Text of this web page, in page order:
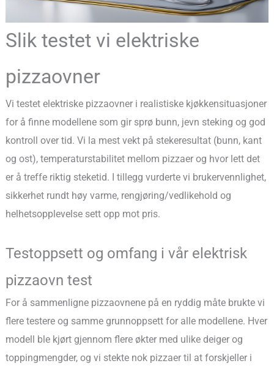
Slik testet vi elektriske
pizzaovner
Vi testet elektriske pizzaovner i realistiske kjøkkensituasjoner
for å finne modellene som gir sprø bunn, jevn steking og god
kontroll over tid. Vi la mest vekt på stekeresultat (bunn, kant
og ost), temperaturstabilitet mellom pizzaer og hvor lett det
er å treffe riktig steketid. I tillegg vurderte vi brukervennlighet,
sikkerhet rundt høy varme, rengjøring/vedlikehold og
helhetsopplevelse sett opp mot pris.
Testoppsett og omfang i vår elektrisk
pizzaovn test
For å sammenligne pizzaovnene på en ryddig måte brukte vi
flere testere og samme grunnoppsett for alle modellene. Hver
modell ble kjørt gjennom flere økter med ulike deiger og
toppingmengder, og vi stekte nok pizzaer til at forskjeller i